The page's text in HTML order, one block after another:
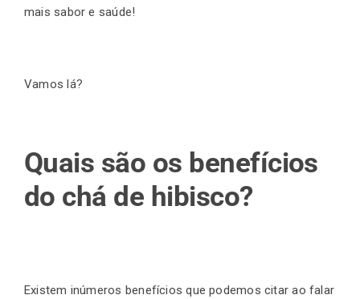
mais sabor e saúde!
Vamos lá?
Quais são os benefícios
do chá de hibisco?
Existem inúmeros benefícios que podemos citar ao falar